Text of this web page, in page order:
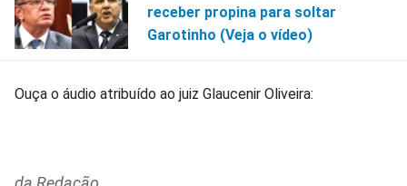
receber propina para soltar
Garotinho (Veja o vídeo)
Ouça o áudio atribuído ao juiz Glaucenir Oliveira: